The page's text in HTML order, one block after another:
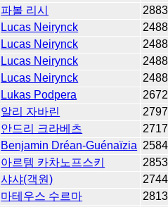
파볼 리시
2883
Lucas Neirynck
2488
Lucas Neirynck
2488
Lucas Neirynck
2488
Lucas Neirynck
2488
Lukas Podpera
2672
알리 자바린
2797
안드리 크라베츠
2717
Benjamin Dréan-Guénaïzia 2584
아르템 카차노프스키
2853
샤샤(객원)
2744
마테우스 수르마
2813